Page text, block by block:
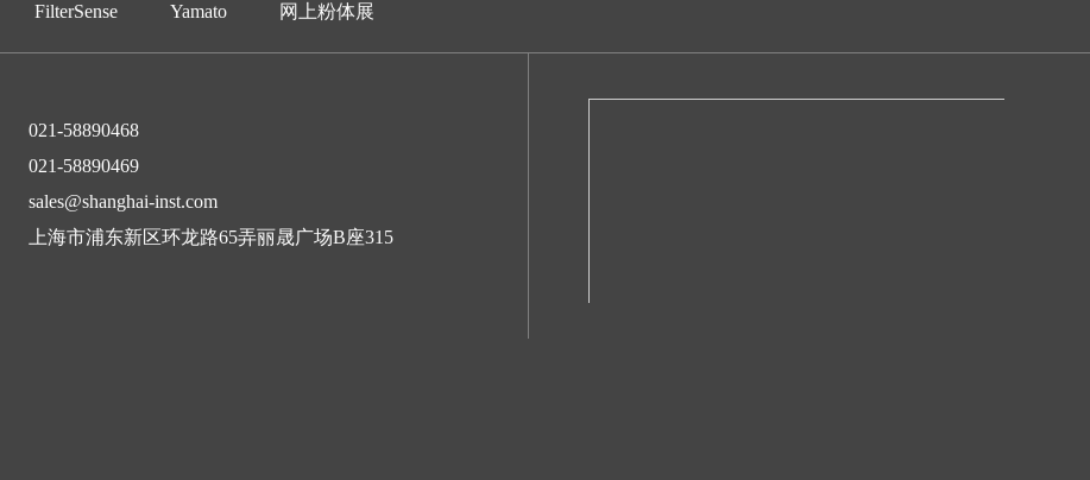
FilterSense Yamato 网上粉体展
021-58890468
021-58890469
sales@shanghai-inst.com
上海市浦东新区环龙路65弄丽晟广场B座315